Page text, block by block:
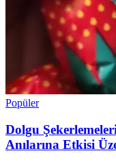
Popüler
Dolgu
Anılarına Etkisi